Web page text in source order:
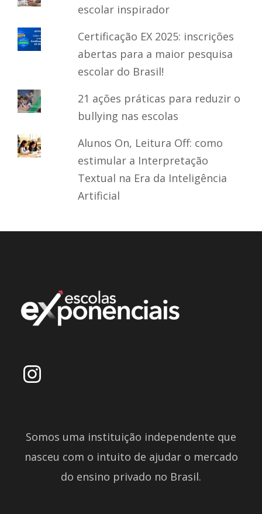
escolar inspirador
Certificação EX 2025: inscrições
abertas para a maior pesquisa
escolar do Brasil!
21 ações práticas para reduzir o
bullying nas escolas
Alunos On, Leitura Off: como
estimular a Interpretação
Textual na Era da Inteligência
Artificial
Somos uma instituição independente que
nasceu com o intuito de ajudar o mercado
do ensino privado no Brasil.